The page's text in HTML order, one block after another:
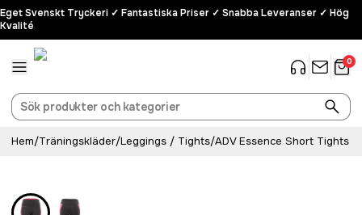
Eget Svenskt Tryckeri ✓ Fantastiska Priser ✓ Snabba Leveranser ✓ Hög
Kvalité
0
Hem/Träningskläder/Leggings / Tights/ADV Essence Short Tights 2